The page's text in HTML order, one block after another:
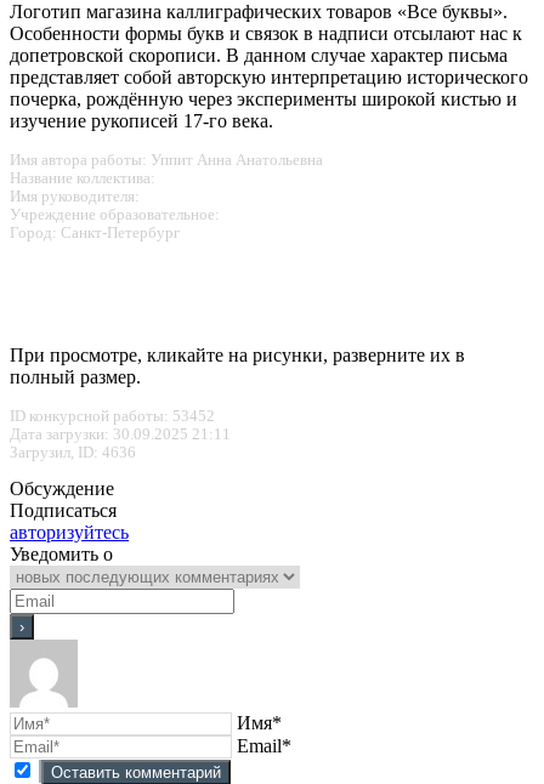
Логотип магазина каллиграфических товаров «Все буквы».
Особенности формы букв и связок в надписи отсылают нас к
допетровской скорописи. В данном случае характер письма
представляет собой авторскую интерпретацию исторического
почерка, рождённую через эксперименты широкой кистью и
изучение рукописей 17-го века.
Имя автора работы: Уппит Анна Анатольевна
Название коллектива:
Имя руководителя:
Учреждение образовательное:
Город: Санкт-Петербург
При просмотре, кликайте на рисунки, разверните их в
полный размер.
ID конкурсной работы: 53452
Дата загрузки: 30.09.2025 21:11
Загрузил, ID: 4636
Обсуждение
Подписаться
авторизуйтесь
Уведомить о
Имя*
Email*